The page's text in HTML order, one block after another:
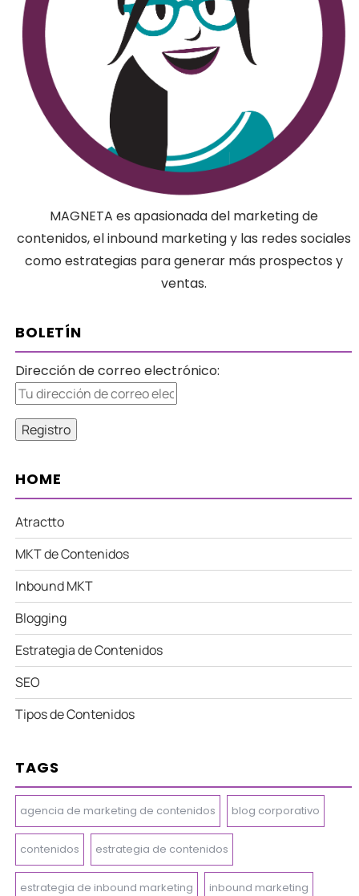
MAGNETA es apasionada del marketing de
contenidos, el inbound marketing y las redes sociales
como estrategias para generar más prospectos y
ventas.
BOLETÍN
Dirección de correo electrónico:
HOME
Atractto
MKT de Contenidos
Inbound MKT
Blogging
Estrategia de Contenidos
SEO
Tipos de Contenidos
TAGS
agencia de marketing de contenidos blog corporativo
contenidos estrategia de contenidos
estrategia de inbound marketing inbound marketing